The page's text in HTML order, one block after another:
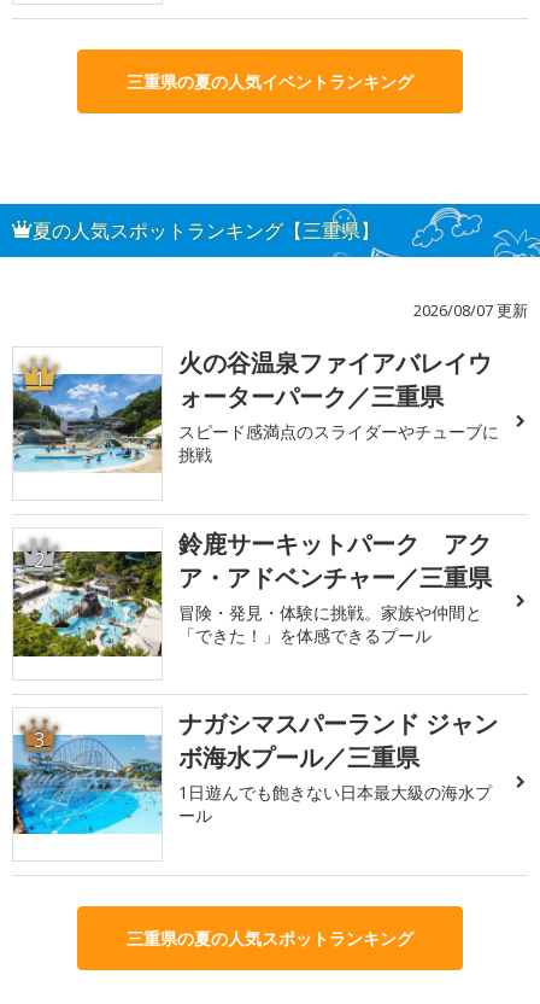
三重県の夏の人気イベントランキング
夏の人気スポットランキング【三重県】
2026/08/07 更新
1
火の谷温泉ファイアバレイウ
ォーターパーク／三重県
スピード感満点のスライダーやチューブに
挑戦
2
鈴鹿サーキットパーク アク
ア・アドベンチャー／三重県
冒険・発見・体験に挑戦。家族や仲間と
「できた！」を体感できるプール
3
ナガシマスパーランド ジャン
ボ海水プール／三重県
1日遊んでも飽きない日本最大級の海水プ
ール
三重県の夏の人気スポットランキング